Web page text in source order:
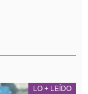
LO + LEÍDO